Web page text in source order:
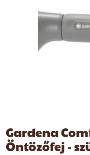
Gardena
Öntözőfej -